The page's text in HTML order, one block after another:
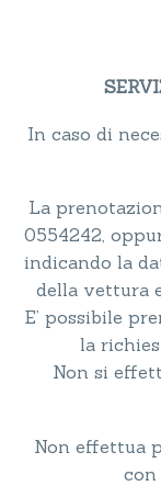
In caso di
La
0554242,
indicando la
della vettura
E’ possibile
la
Non si
Non effettua
con